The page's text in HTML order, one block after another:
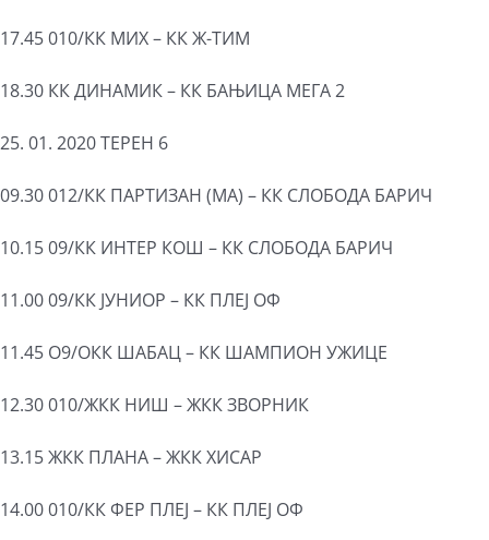
17.45 010/КК МИX – КК Ж-ТИМ
18.30 КК ДИНАМИК – КК БАЊИЦА МЕГА 2
25. 01. 2020 ТЕРЕН 6
09.30 012/КК ПАРТИЗАН (МА) – КК СЛОБОДА БАРИЧ
10.15 09/КК ИНТЕР КОШ – КК СЛОБОДА БАРИЧ
11.00 09/КК ЈУНИОР – КК ПЛЕЈ ОФ
11.45 О9/ОКК ШАБАЦ – КК ШАМПИОН УЖИЦЕ
12.30 010/ЖКК НИШ – ЖКК ЗВОРНИК
13.15 ЖКК ПЛАНА – ЖКК ХИСАР
14.00 010/КК ФЕР ПЛЕЈ – КК ПЛЕЈ ОФ